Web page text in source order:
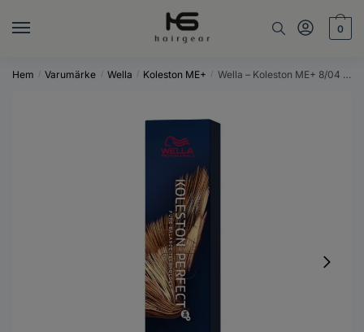
0
Hem / Varumärke / Wella / Koleston ME+ / Wella – Koleston ME+ 8/04 – 60 ml